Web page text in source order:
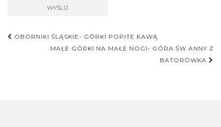
Nawigacja
OBORNIKI ŚLĄSKIE- GÓRKI POPITE KAWĄ
MAŁE GÓRKI NA MAŁE NOGI- GÓRA ŚW ANNY Z
BATORÓWKA